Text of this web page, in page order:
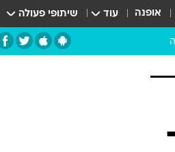
אופנה עוד שיתופי פעולה